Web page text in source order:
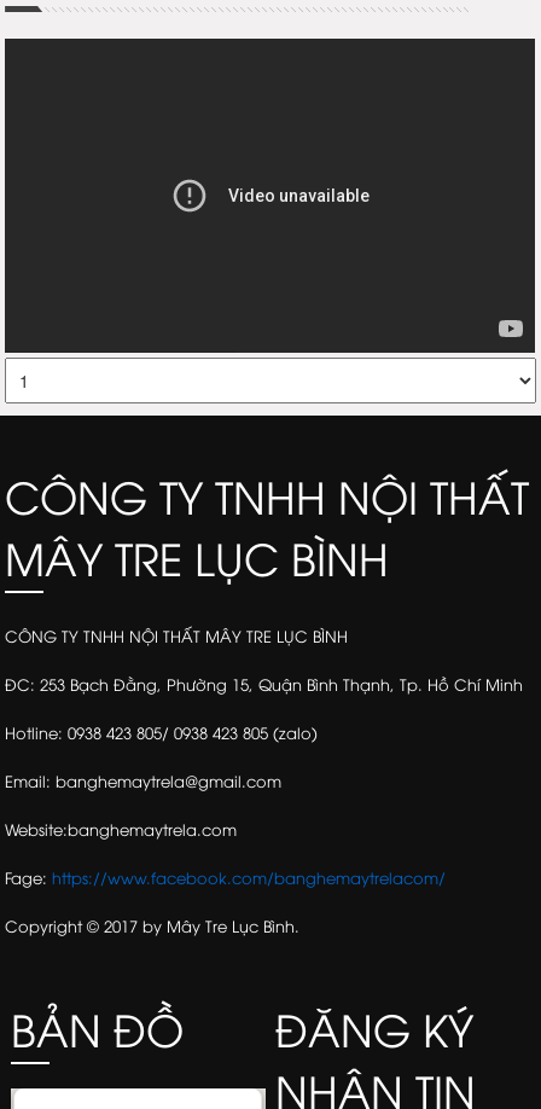
CÔNG TY TNHH NỘI THẤT
MÂY TRE LỤC BÌNH
CÔNG TY TNHH NỘI THẤT MÂY TRE LỤC BÌNH
ĐC: 253 Bạch Đằng, Phường 15, Quận Bình Thạnh, Tp. Hồ Chí Minh
Hotline: 0938 423 805/ 0938 423 805 (zalo)
Email: banghemaytrela@gmail.com
Website:banghemaytrela.com
Fage:https://www.facebook.com/banghemaytrelacom/
Copyright © 2017 by Mây Tre Lục Bình.
BẢN ĐỒ
ĐĂNG KÝ
NHẬN TIN